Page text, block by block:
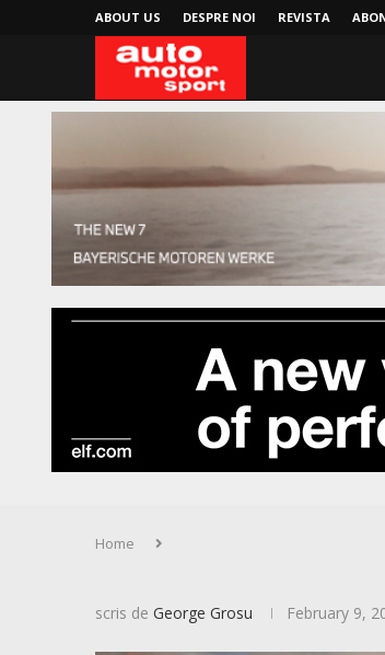
ABOUT US DESPRE NOI REVISTA
Home
scris de George Grosu February 9,